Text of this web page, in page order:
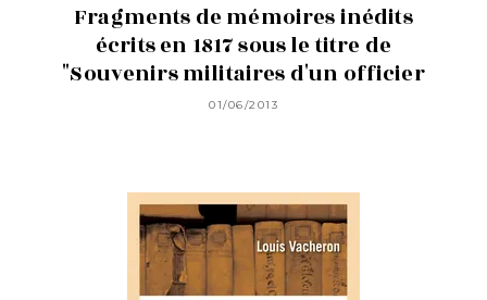
Fragments de mémoires inédits
écrits en 1817 sous le titre de
"Souvenirs militaires d'un officier
01/06/2013